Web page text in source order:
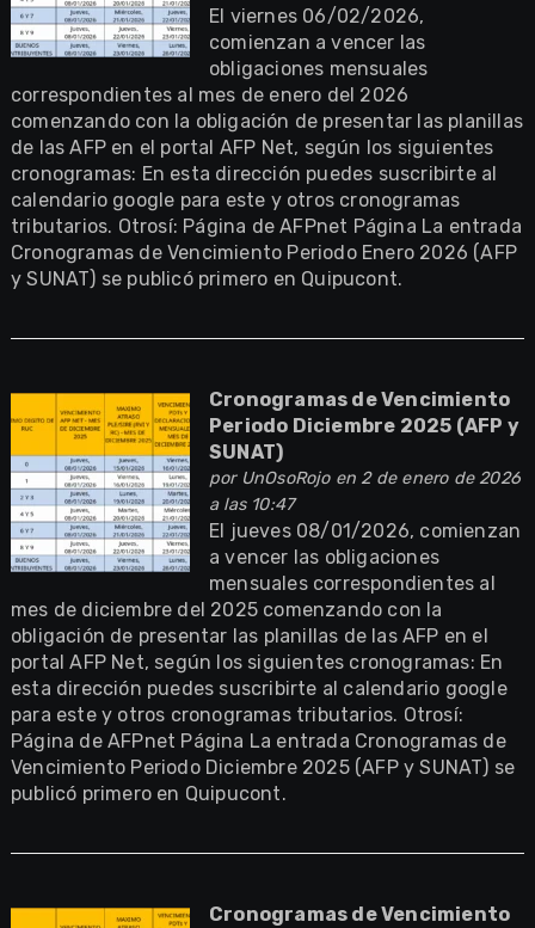
El viernes 06/02/2026,
comienzan a vencer las
obligaciones mensuales
correspondientes al mes de enero del 2026
comenzando con la obligación de presentar las planillas
de las AFP en el portal AFP Net, según los siguientes
cronogramas: En esta dirección puedes suscribirte al
calendario google para este y otros cronogramas
tributarios. Otrosí: Página de AFPnet Página La entrada
Cronogramas de Vencimiento Periodo Enero 2026 (AFP
y SUNAT) se publicó primero en Quipucont.
Cronogramas de Vencimiento
Periodo Diciembre 2025 (AFP y
SUNAT)
por UnOsoRojoen 2 de enero de 2026
a las 10:47
El jueves 08/01/2026, comienzan
a vencer las obligaciones
mensuales correspondientes al
mes de diciembre del 2025 comenzando con la
obligación de presentar las planillas de las AFP en el
portal AFP Net, según los siguientes cronogramas: En
esta dirección puedes suscribirte al calendario google
para este y otros cronogramas tributarios. Otrosí:
Página de AFPnet Página La entrada Cronogramas de
Vencimiento Periodo Diciembre 2025 (AFP y SUNAT) se
publicó primero en Quipucont.
Cronogramas de Vencimiento